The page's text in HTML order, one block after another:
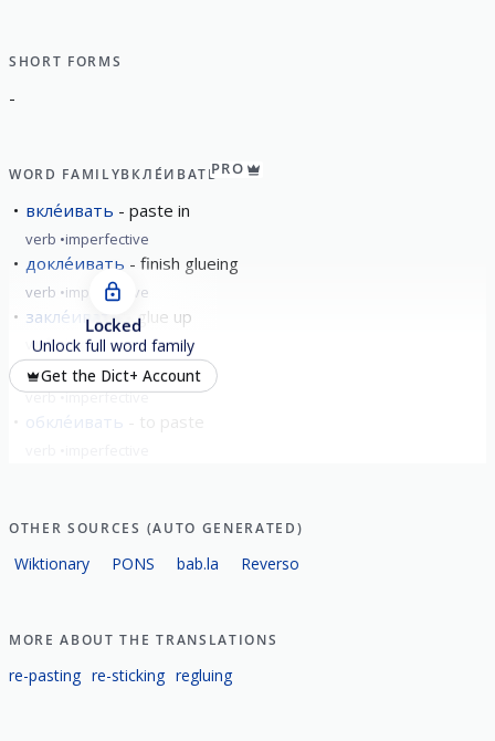
SHORT FORMS
-
WORD FAMILYВКЛЕ́ИВАТЬPRO
вкле́ивать paste in
verb imperfective
докле́ивать finish glueing
verb imperfective
закле́ивать glue up
verb imperfective
накле́ивать stick
verb imperfective
обкле́ивать
Locked
Unlock full word family
Get the Dict+ Account
OTHER SOURCES (AUTO GENERATED)
Wiktionary PONS bab.la Reverso
MORE ABOUT THE TRANSLATIONS
re-pasting re-sticking regluing